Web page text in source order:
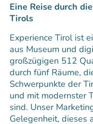
Eine Reise durch
Tirols
Experience Tirol ist
aus Museum und
großzügigen 512
durch fünf Räume,
Schwerpunkte der
und mit modernster
sind. Unser
Gelegenheit, dieses